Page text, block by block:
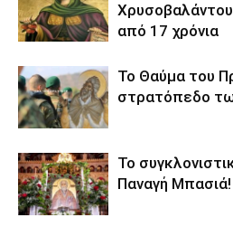
από 17 χρόνια
Το Θαύμα του
στρατόπεδο
Το
Παναγή Μπασιά!